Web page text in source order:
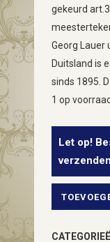
gekeurd
Georg Lauer
Duitsland is
sinds 1895. D
1 op voorraad
Let op!
18